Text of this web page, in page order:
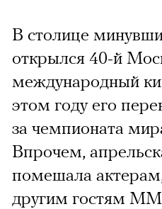
В столице
открылся 40-й
международный
этом году его
за чемпионата
Впрочем,
помешала
другим гостям